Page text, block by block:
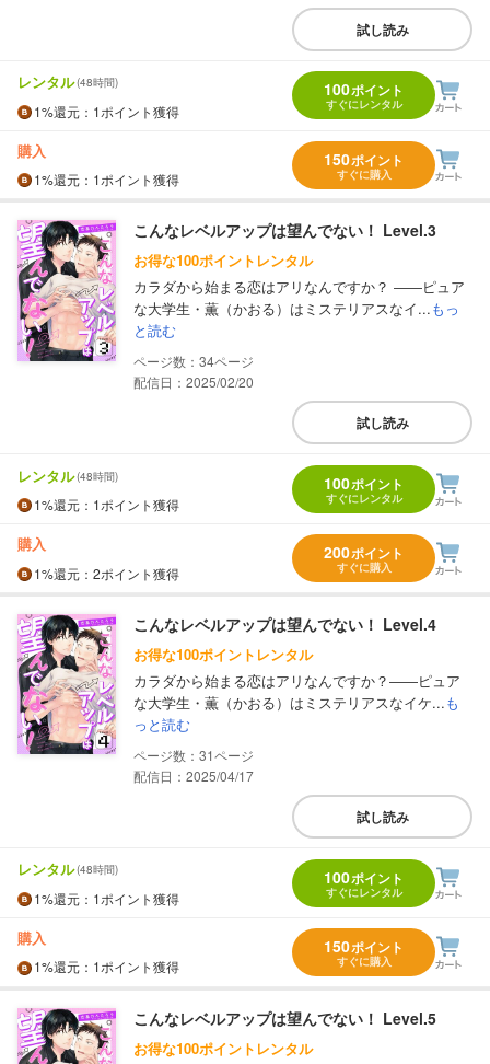
試し読み
レンタル(48時間)
1%還元 ：1ポイント獲得
100ポイント
すぐにレンタル
購入
1%還元 ：1ポイント獲得
150ポイント
すぐに購入
こんなレベルアップは望んでない！ Level.3
お得な100ポイントレンタル
カラダから始まる恋はアリなんですか？ ――ピュア
な大学生・薫（かおる）はミステリアスなイ...もっ
と読む
34
配信日：2025/02/20
試し読み
レンタル(48時間)
1%還元 ：1ポイント獲得
100ポイント
すぐにレンタル
購入
1%還元 ：2ポイント獲得
200ポイント
すぐに購入
こんなレベルアップは望んでない！ Level.4
お得な100ポイントレンタル
カラダから始まる恋はアリなんですか？――ピュア
な大学生・薫（かおる）はミステリアスなイケ...も
っと読む
31
配信日：2025/04/17
試し読み
レンタル(48時間)
1%還元 ：1ポイント獲得
100ポイント
すぐにレンタル
購入
1%還元 ：1ポイント獲得
150ポイント
すぐに購入
こんなレベルアップは望んでない！ Level.5
お得な100ポイントレンタル